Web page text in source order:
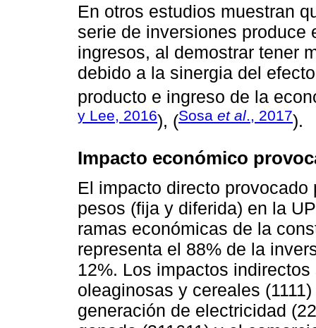
En otros estudios muestran
serie de inversiones produce
ingresos, al demostrar tener
debido a la sinergia del
producto e ingreso de la
y Lee, 2016), (Sosa et al., 2017).
Impacto económico
El impacto directo
pesos (fija y diferida) en la
ramas económicas de la
representa el 88% de la
12%. Los impactos
oleaginosas y cereales
generación de electricidad